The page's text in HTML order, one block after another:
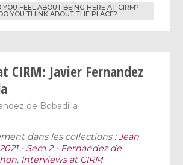
YOU FEEL ABOUT BEING HERE AT CIRM?
YOU THINK ABOUT THE PLACE?
CIRM: Javier Fernandez
de Bobadilla
dans les collections :Jean
- Sem 2 - Fernandez de
, Interviews at CIRM